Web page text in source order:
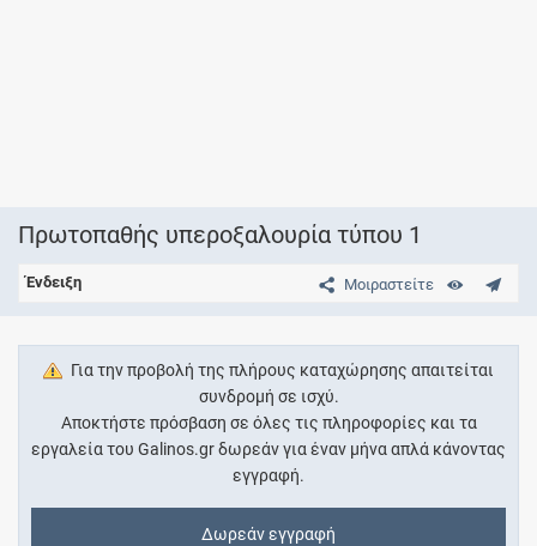
Πρωτοπαθής υπεροξαλουρία τύπου 1
Μοιραστείτε
Ένδειξη
Για την προβολή της πλήρους καταχώρησης απαιτείται
συνδρομή σε ισχύ.
Αποκτήστε πρόσβαση σε όλες τις πληροφορίες και τα
εργαλεία του Galinos.gr δωρεάν για έναν μήνα απλά κάνοντας
εγγραφή.
Δωρεάν εγγραφή